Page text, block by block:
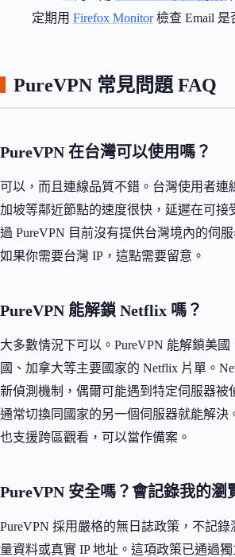
定期用 Firefox Monitor檢查 Email 是
PureVPN 常見問題 FAQ
PureVPN 在台灣可以使用嗎？
可以，而且連線品質不錯。台灣使用者連
加坡等鄰近節點的速度很快，延遲在可接
過 PureVPN 目前沒有提供台灣境內的伺
如果你需要台灣 IP，這點需要留意。
PureVPN 能解鎖 Netflix 嗎？
大多數情況下可以。PureVPN 能解鎖美國
國、加拿大等主要國家的 Netflix 片單。
新偵測機制，偶爾可能遇到特定伺服器被
通常切換同國家的另一個伺服器就能解決
也支援跨區觀看，可以當作備案。
PureVPN 安全嗎？會記錄我的瀏
PureVPN 採用嚴格的無日誌政策，不記錄
量資料或真實 IP 地址。這項政策已通過獨